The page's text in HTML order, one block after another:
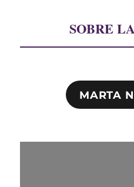
SOBRE
MARTA